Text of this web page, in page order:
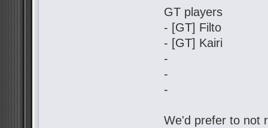
GT players
- [GT] Filto
- [GT] Kairi
-
-
-
We'd prefer to not